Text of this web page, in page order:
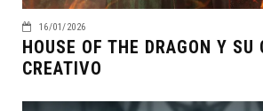
16/01/2026
HOUSE OF THE DRAGON Y SU
CREATIVO